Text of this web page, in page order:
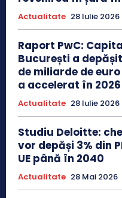
Actualitate 28 Iulie 2026
Raport PwC:
București a
de miliarde de
a accelerat în 2026
Actualitate 28 Iulie 2026
Studiu Deloitte:
vor depăși 3% din
UE până în 2040
Actualitate 28 Mai 2026